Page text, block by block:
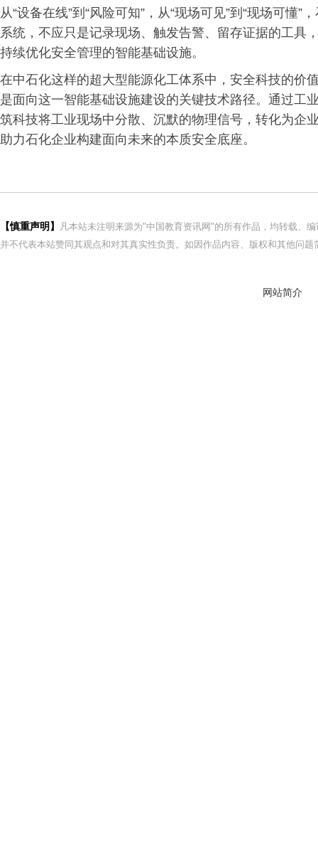
从“设备在线”到“风险可知”，从“现场可见”到“现场可懂
系统，不应只是记录现场、触发告警、留存证据的工具
持续优化安全管理的智能基础设施。
在中石化这样的超大型能源化工体系中，安全科技的价
是面向这一智能基础设施建设的关键技术路径。通过工
筑科技将工业现场中分散、沉默的物理信号，转化为企
助力石化企业构建面向未来的本质安全底座。
【慎重声明】
凡本站未注明来源为"中国教育资讯网"的所有作品，均转载、
并不代表本站赞同其观点和对其真实性负责。如因作品内容、版权和其他问
网站简介